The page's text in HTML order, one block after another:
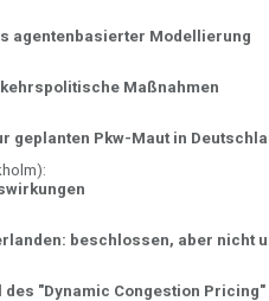
agentenbasierter Modellierung
Maßnahmen
geplanten Pkw-Maut in
beschlossen, aber nicht
"Dynamic Congestion Pricing"